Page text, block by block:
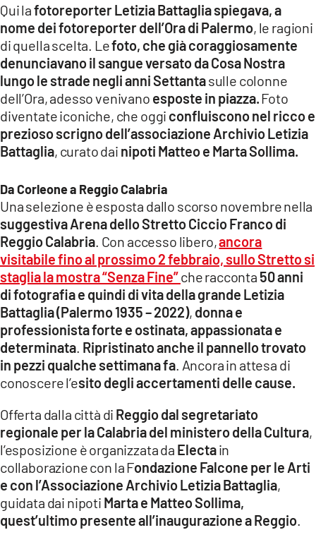
LACAPITALENEWS.IT
App
ANDROID
APPLE
Qui lafotoreporter Letizia Battaglia spiegava, a
nome dei fotoreporter dell’Ora di Palermo, le ragioni
di quella scelta. Lefoto, che già coraggiosamente
denunciavano il sangue versato da Cosa Nostra
lungo le strade negli anni Settantasulle colonne
dell’Ora, adesso venivano esposte in piazza.Foto
diventate iconiche, che oggi confluiscono nel ricco e
prezioso scrigno dell’associazione Archivio Letizia
Battaglia, curato dai nipoti Matteo e Marta Sollima.
Da Corleone a Reggio Calabria
Una selezione è esposta dallo scorso novembre nella
suggestiva Arena dello Stretto Ciccio Franco di
Reggio Calabria . Con accesso libero,ancora
visitabile fino al prossimo 2 febbraio, sullo Stretto si
staglia la mostra “Senza Fine”che racconta 50 anni
di fotografia e quindi di vita della grande Letizia
Battaglia (Palermo 1935 – 2022), donna e
professionista forte e ostinata, appassionata e
determinata Ripristinato anche il pannello trovato
in pezzi qualche settimana fa . Ancora in attesa di
conoscere l’esito degli accertamenti delle cause.
Offerta dalla città di Reggio dal segretariato
regionale per la Calabria del ministero della Cultura,
l’esposizione è organizzata da Electain
collaborazione con la Fondazione Falcone per le Arti
e con l’Associazione Archivio Letizia Battaglia,
guidata dai nipoti Marta e Matteo Sollima,
quest’ultimo presente all’inaugurazione a Reggio